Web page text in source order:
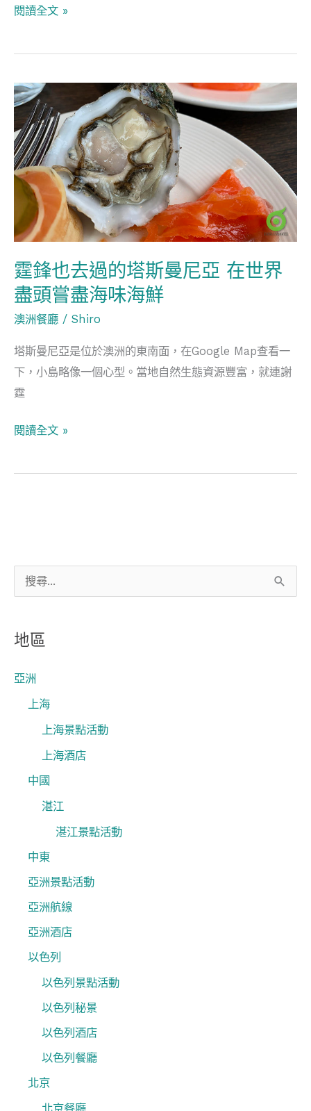
關
鍵
字
地區
亞洲
上海
上海景點活動
上海酒店
中國
湛江
湛江景點活動
中東
亞洲景點活動
亞洲航線
亞洲酒店
以色列
以色列景點活動
以色列秘景
以色列酒店
以色列餐廳
北京
閱讀全文 »
霆鋒也去過的塔斯曼尼亞 在世界
盡頭嘗盡海味海鮮
澳洲餐廳 / Shiro
塔斯曼尼亞是位於澳洲的東南面，在Google Map查看一
下，小島略像一個心型。當地自然生態資源豐富，就連謝
霆
霆
鋒
也
去
過
的
塔
斯
曼
尼
亞
在
世
嘗
閱讀全文 »